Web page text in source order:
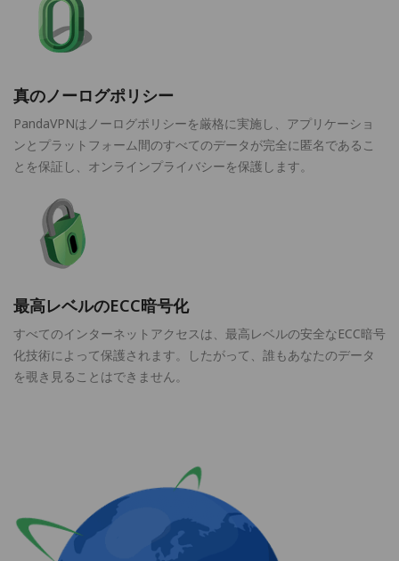
真のノーログポリシー
PandaVPNはノーログポリシーを厳格に実施し、アプリケーショ
ンとプラットフォーム間のすべてのデータが完全に匿名であるこ
とを保証し、オンラインプライバシーを保護します。
最高レベルのECC暗号化
すべてのインターネットアクセスは、最高レベルの安全なECC暗号
化技術によって保護されます。したがって、誰もあなたのデータ
を覗き見ることはできません。